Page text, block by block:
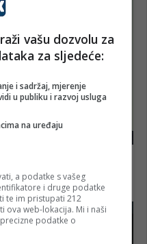
vašu dozvolu za
za sljedeće:
i sadržaj, mjerenje
u publiku i razvoj usluga
na uređaju
a podatke s vašeg
i druge podatke
te im pristupati 212
ova web-lokacija. Mi i naši
podatke o